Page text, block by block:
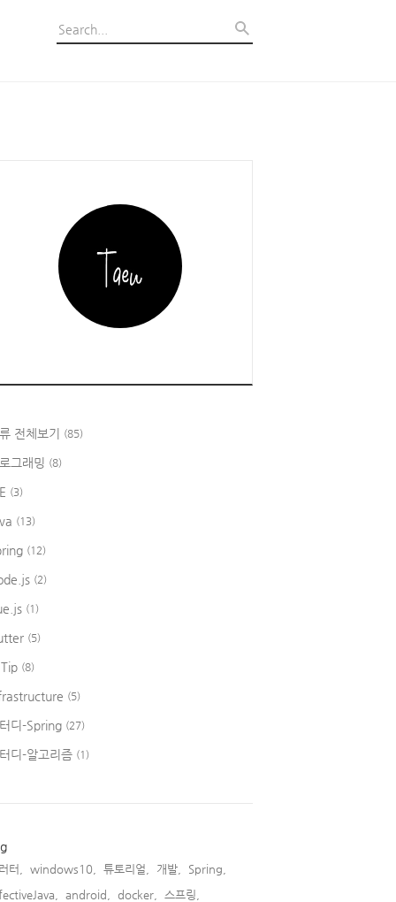
전체보기 (85)
그래밍 (8)
(3)
(13)
(12)
(2)
(1)
(5)
(8)
(5)
디-Spring (27)
디-알고리즘 (1)
터, windows10, 튜토리얼, 개발,
Spring,
android, docker,
스프링,